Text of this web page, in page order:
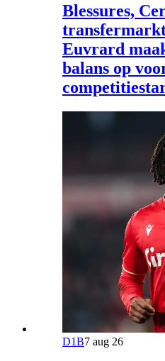
Blessures,
Euvrard
balans op
D1B7 aug 26